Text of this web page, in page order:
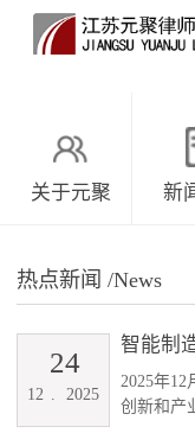
关于元聚 新
热点新闻 /News
智能制
2025年12
创新和产
12 . 2025
24